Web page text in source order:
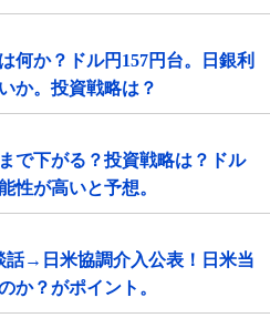
何か？ドル円157円台。日銀利
か。投資戦略は？
で下がる？投資戦略は？ドル
性が高いと予想。
話→日米協調介入公表！日米当
か？がポイント。